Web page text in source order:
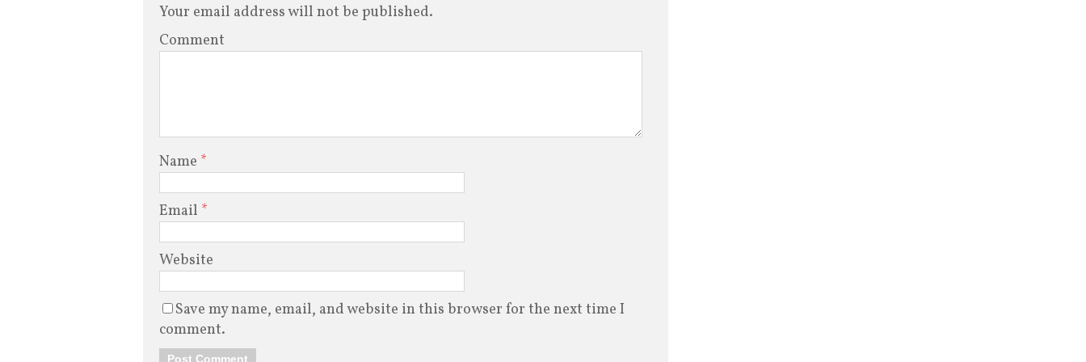
Your email address will not be published.
Comment
Name *
Email *
Website
Save my name, email, and website in this browser for the next time I
comment.